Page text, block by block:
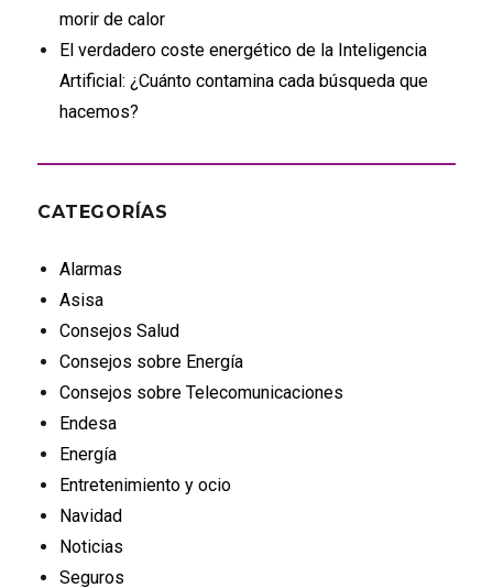
morir de calor
El verdadero coste energético de la Inteligencia
Artificial: ¿Cuánto contamina cada búsqueda que
hacemos?
CATEGORÍAS
Alarmas
Asisa
Consejos Salud
Consejos sobre Energía
Consejos sobre Telecomunicaciones
Endesa
Energía
Entretenimiento y ocio
Navidad
Noticias
Seguros